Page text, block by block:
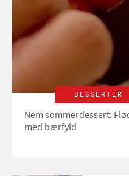
DESSERTER
Nem sommerdessert:
med bærfyld